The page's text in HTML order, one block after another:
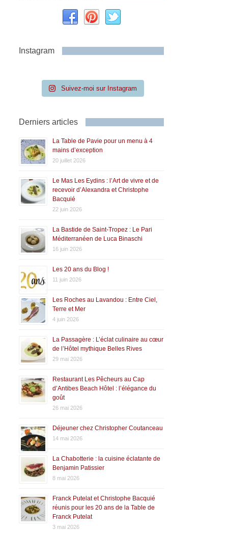
Instagram
Suivez-moi sur Instagram
Derniers articles
La Table de Pavie pour un menu à 4
mains d’exception
20 juillet 2026
Le Mas Les Eydins : l’Art de vivre et de
recevoir d’Alexandra et Christophe
Bacquié
22 juin 2026
La Bastide de Saint-Tropez : Le Pari
Méditerranéen de Luca Binaschi
16 juin 2026
Les 20 ans du Blog !
11 juin 2026
Les Roches au Lavandou : Entre Ciel,
Terre et Mer
4 juin 2026
La Passagère : L’éclat culinaire au cœur
de l’Hôtel mythique Belles Rives
29 mai 2026
Restaurant Les Pêcheurs au Cap
d’Antibes Beach Hôtel : l’élégance du
goût
26 mai 2026
Déjeuner chez Christopher Coutanceau
14 mai 2026
La Chabotterie : la cuisine éclatante de
Benjamin Patissier
8 mai 2026
Franck Putelat et Christophe Bacquié
réunis pour les 20 ans de la Table de
Franck Putelat
3 mai 2026